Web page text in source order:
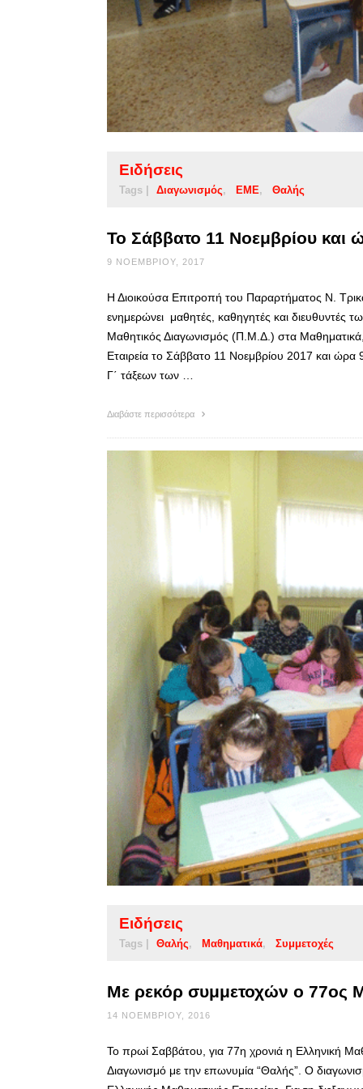
Ειδήσεις
Tags | Διαγωνισμός ΕΜΕ Θαλής
Το Σάββατο 11 Νοεμβρίου και
9 ΝΟΕΜΒΡΊΟΥ, 2017
Η Διοικούσα Επιτροπή του Παραρτήματος Ν.
ενημερώνει μαθητές, καθηγητές και διευθυντές
Μαθητικός Διαγωνισμός (Π.Μ.Δ.) στα
Εταιρεία το Σάββατο 11 Νοεμβρίου 2017 και
Γ΄ τάξεων των …
Διαβάστε περισσότερα
Ειδήσεις
Tags | Θαλής Μαθηματικά Συμμετοχές
Με ρεκόρ συμμετοχών ο 77ος
14 ΝΟΕΜΒΡΊΟΥ, 2016
Το πρωί Σαββάτου, για 77η χρονιά η Ελληνική
Διαγωνισμό με την επωνυμία “Θαλής”. Ο